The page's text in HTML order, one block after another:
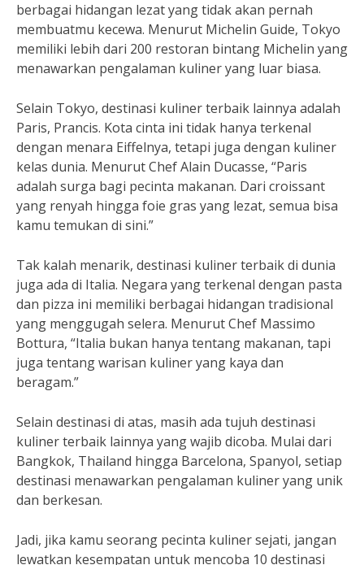
berbagai hidangan lezat yang tidak akan pernah
membuatmu kecewa. Menurut Michelin Guide, Tokyo
memiliki lebih dari 200 restoran bintang Michelin yang
menawarkan pengalaman kuliner yang luar biasa.
Selain Tokyo, destinasi kuliner terbaik lainnya adalah
Paris, Prancis. Kota cinta ini tidak hanya terkenal
dengan menara Eiffelnya, tetapi juga dengan kuliner
kelas dunia. Menurut Chef Alain Ducasse, “Paris
adalah surga bagi pecinta makanan. Dari croissant
yang renyah hingga foie gras yang lezat, semua bisa
kamu temukan di sini.”
Tak kalah menarik, destinasi kuliner terbaik di dunia
juga ada di Italia. Negara yang terkenal dengan pasta
dan pizza ini memiliki berbagai hidangan tradisional
yang menggugah selera. Menurut Chef Massimo
Bottura, “Italia bukan hanya tentang makanan, tapi
juga tentang warisan kuliner yang kaya dan
beragam.”
Selain destinasi di atas, masih ada tujuh destinasi
kuliner terbaik lainnya yang wajib dicoba. Mulai dari
Bangkok, Thailand hingga Barcelona, Spanyol, setiap
destinasi menawarkan pengalaman kuliner yang unik
dan berkesan.
Jadi, jika kamu seorang pecinta kuliner sejati, jangan
lewatkan kesempatan untuk mencoba 10 destinasi